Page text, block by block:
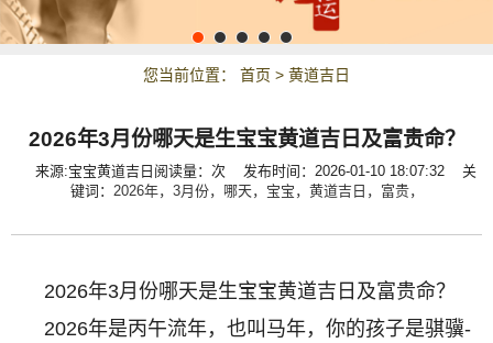
您当前位置： 首页 > 黄道吉日
2026年3月份哪天是生宝宝黄道吉日及富贵命？
来源:宝宝黄道吉日 阅读量： 次 发布时间：2026-01-10 18:07:32 关
键词： 2026年， 3月份， 哪天， 宝宝， 黄道吉日， 富贵，
2026年3月份哪天是生宝宝黄道吉日及富贵命？
2026年是丙午流年，也叫马年，你的孩子是骐骥-